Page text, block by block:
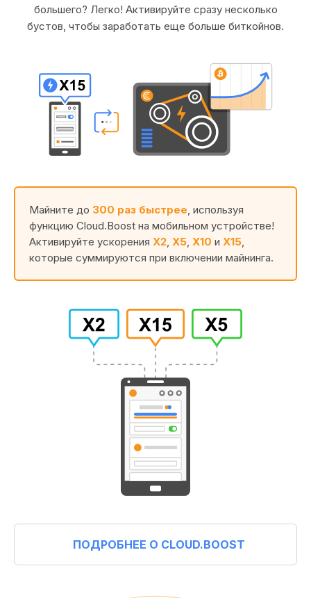
большего? Легко! Активируйте сразу несколько
бустов, чтобы заработать еще больше биткойнов.
Майните до 300 раз быстрее , используя
функцию Cloud.Boost на мобильном устройстве!
Активируйте ускорения X2 X5 X10 и X15
которые суммируются при включении майнинга.
ПОДРОБНЕЕ О CLOUD.BOOST